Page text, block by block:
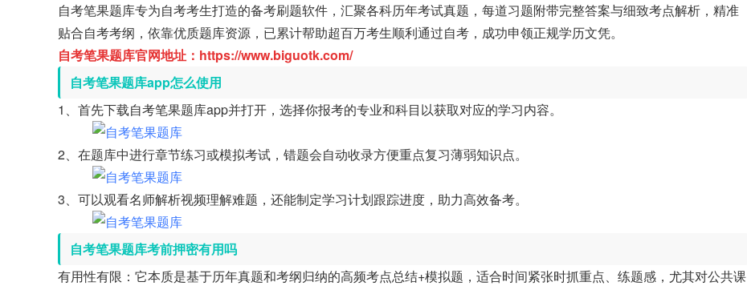
自考笔果题库专为自考考生打造的备考刷题软件，汇聚各科历年考试真题，每道习题附带完整答案与细致考点解析，精准
贴合自考考纲，依靠优质题库资源，已累计帮助超百万考生顺利通过自考，成功申领正规学历文凭。
自考笔果题库官网地址：https://www.biguotk.com/
自考笔果题库app怎么使用
1、首先下载自考笔果题库app并打开，选择你报考的专业和科目以获取对应的学习内容。
2、在题库中进行章节练习或模拟考试，错题会自动收录方便重点复习薄弱知识点。
3、可以观看名师解析视频理解难题，还能制定学习计划跟踪进度，助力高效备考。
自考笔果题库考前押密有用吗
有用性有限：它本质是基于历年真题和考纲归纳的高频考点总结+模拟题，适合时间紧张时抓重点、练题感，尤其对公共课